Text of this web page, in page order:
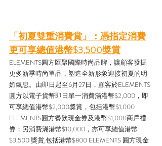
「初夏雙重消費賞」：憑指定消費
更可享總值港幣$3,500獎賞
ELEMENTS圓方匯聚國際時尚品牌，讓顧客發掘
更多新季時尚單品，塑造全新形象迎接初夏的明
媚氣息。由即日起至6月27日，顧客於ELEMENTS
圓方以電子貨幣即日單一消費滿港幣$2,000，即
可享總值港幣$2,000獎賞，包括港幣$1,000
ELEMENTS圓方餐飲現金券及港幣$1,000商戶禮
券；另消費滿港幣$10,000，亦可享總值港幣
$3,500 獎賞,包括港幣$800 ELEMENTS 圓方現金